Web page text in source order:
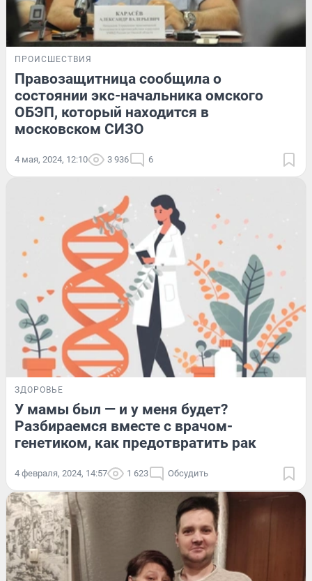
ПРОИСШЕСТВИЯ
Правозащитница сообщила о
состоянии экс-начальника омского
ОБЭП, который находится в
московском СИЗО
4 мая, 2024, 12:10 3 936 6
ЗДОРОВЬЕ
У мамы был — и у меня будет?
Разбираемся вместе с врачом-
генетиком, как предотвратить рак
4 февраля, 2024, 14:57 1 623 Обсудить